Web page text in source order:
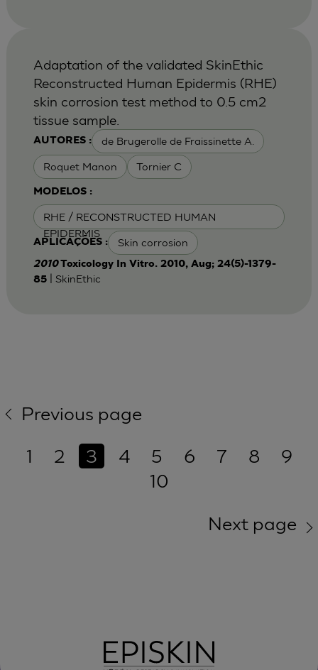
AUTORES : de Brugerolle de Fraissinette A.
Roquet Manon Tornier C
MODELOS :
RHE / RECONSTRUCTED HUMAN
EPIDERMIS
APLICAÇÕES : Skin corrosion
Adaptation of the validated SkinEthic
Reconstructed Human Epidermis (RHE)
skin corrosion test method to 0.5 cm2
tissue sample.
2010Toxicology In Vitro. 2010, Aug; 24(5)-1379-
85| SkinEthic
Previous page
1
2 3 4 5 6 7 8
9
10
Next page